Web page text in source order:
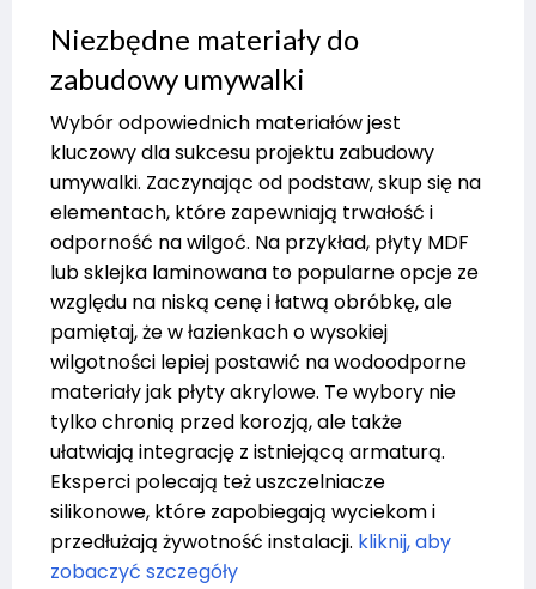
Niezbędne materiały do
zabudowy umywalki
Wybór odpowiednich materiałów jest
kluczowy dla sukcesu projektu zabudowy
umywalki. Zaczynając od podstaw, skup się na
elementach, które zapewniają trwałość i
odporność na wilgoć. Na przykład, płyty MDF
lub sklejka laminowana to popularne opcje ze
względu na niską cenę i łatwą obróbkę, ale
pamiętaj, że w łazienkach o wysokiej
wilgotności lepiej postawić na wodoodporne
materiały jak płyty akrylowe. Te wybory nie
tylko chronią przed korozją, ale także
ułatwiają integrację z istniejącą armaturą.
Eksperci polecają też uszczelniacze
silikonowe, które zapobiegają wyciekom i
przedłużają żywotność instalacji. kliknij, aby
zobaczyć szczegóły